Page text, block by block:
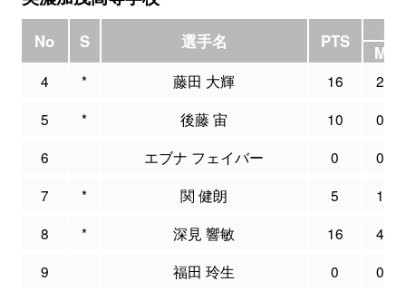
No S 選手名 PTS
3P
M
4 * 藤田 大輝 16
2
5
* 後藤 宙 10
0
6
エブナ フェイバー 0
0
7
* 関 健朗 5
1
8
* 深見 響敏 16
4
9
福田 玲生 0 0